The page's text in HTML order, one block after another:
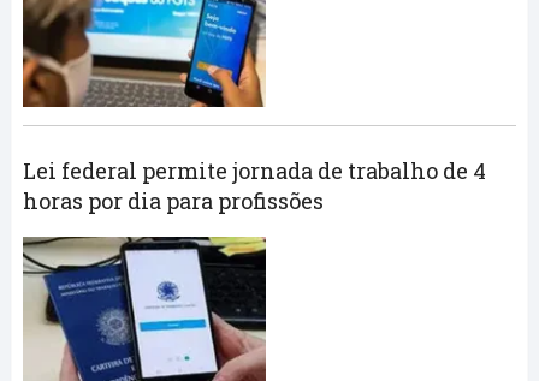
Lei federal permite jornada de trabalho de 4
horas por dia para profissões